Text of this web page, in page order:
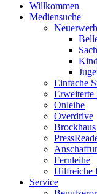
Willkommen
Mediensuche
Einfache
Erweiterte
Onleihe
Overdrive
Brockhaus
Fernleihe
Hilfreiche
Service